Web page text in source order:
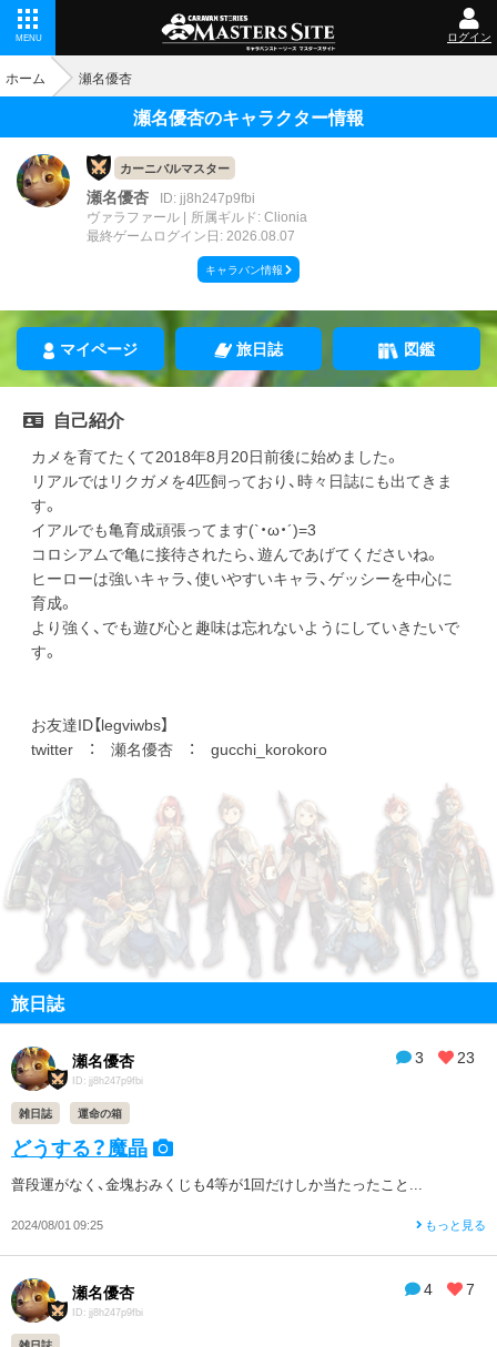
MENU ログイン
ホーム 瀬名優杏
瀬名優杏のキャラクター情報
カーニバルマスター
瀬名優杏
ID: jj8h247p9fbi
ヴァラファール
所属ギルド: Clionia
最終ゲームログイン日: 2026.08.07
キャラバン情報
マイページ 旅日誌 図鑑
自己紹介
カメを育てたくて2018年8月20日前後に始めました。
リアルではリクガメを4匹飼っており、時々日誌にも出てきま
す。
イアルでも亀育成頑張ってます(`・ω・´)=3
コロシアムで亀に接待されたら、遊んであげてくださいね。
ヒーローは強いキャラ、使いやすいキャラ、ゲッシーを中心に
育成。
より強く、でも遊び心と趣味は忘れないようにしていきたいで
す。
お友達ID【legviwbs】
twitter ： 瀬名優杏 ： gucchi_korokoro
旅日誌
3 23
瀬名優杏
ID: jj8h247p9fbi
雑日誌 運命の箱
どうする？魔晶
普段運がなく、金塊おみくじも4等が1回だけしか当たったこと...
2024/08/01 09:25 もっと見る
4 7
瀬名優杏
ID: jj8h247p9fbi